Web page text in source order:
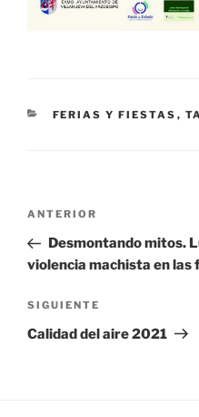
CATEGORÍAS
FERIAS Y FIESTAS ,
Navegación
entradas
Entrada
anterior:
ANTERIOR
Desmontando mitos.
violencia machista en las
Siguiente
entrada
SIGUIENTE
Calidad del aire 2021